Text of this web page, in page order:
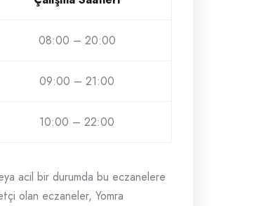
08:00 – 20:00
09:00 – 21:00
10:00 – 22:00
acil bir durumda bu eczanelere
olan eczaneler, Yomra